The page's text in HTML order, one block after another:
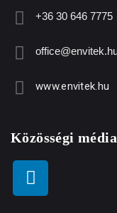
+36 30 646 7775
www.envitek.hu
Közösségi média